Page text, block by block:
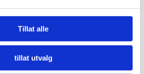
Tillat alle
tillat utvalg
Vektor – Snø
899